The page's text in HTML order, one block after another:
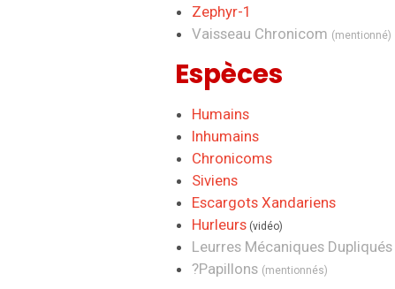
Zephyr-1
Vaisseau Chronicom (mentionné)
Espèces
Humains
Inhumains
Chronicoms
Siviens
Escargots Xandariens
Hurleurs (vidéo)
Leurres Mécaniques Dupliqués
?Papillons (mentionnés)